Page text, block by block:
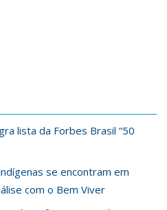
lista da Forbes Brasil “50
se encontram em
com o Bem Viver